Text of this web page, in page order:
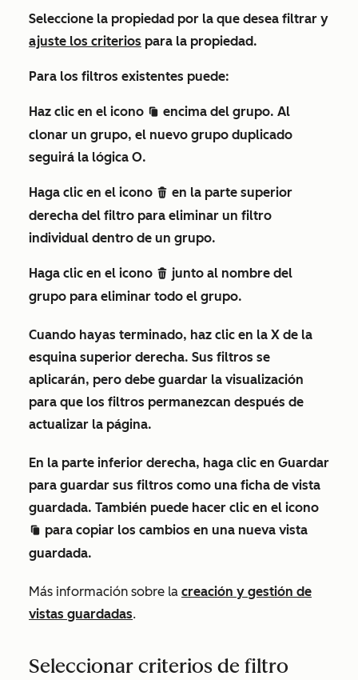
Seleccione la propiedad por la que desea filtrar y
ajuste los criterios para la propiedad.
Para los filtros existentes puede:
Haz clic en el icono duplicate encima del grupo. Al
clonar un grupo, el nuevo grupo duplicado
seguirá la lógica O.
Haga clic en el icono delete en la parte superior
derecha del filtro para eliminar un filtro
individual dentro de un grupo.
Haga clic en el icono delete junto al nombre del
grupo para eliminar todo el grupo.
Cuando hayas terminado, haz clic en la X de la
esquina superior derecha. Sus filtros se
aplicarán, pero debe guardar la visualización
para que los filtros permanezcan después de
actualizar la página.
En la parte inferior derecha, haga clic en Guardar
para guardar sus filtros como una ficha de vista
guardada. También puede hacer clic en el icono
duplicate para copiar los cambios en una nueva vista
guardada.
Más información sobre la creación y gestión de
vistas guardadas.
Seleccionar criterios de filtro